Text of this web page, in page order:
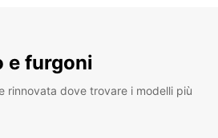
e furgoni
rinnovata dove trovare i modelli più